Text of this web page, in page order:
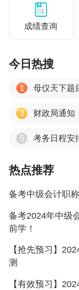
成绩查询
今日热搜
1 母仪天下题
3 财政局通知
5 考务日程安
热点推荐
备考中级会计职
备考2024年中级
前学！
【抢先预习】
测
【有效预习】